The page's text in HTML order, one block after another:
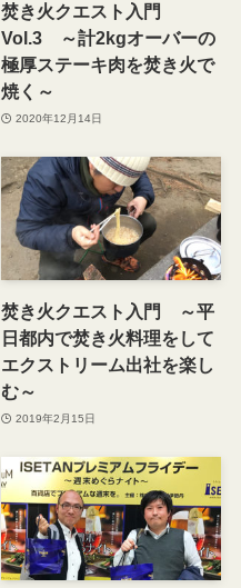
焚き火クエスト入門
Vol.3 ～計2kgオーバーの
極厚ステーキ肉を焚き火で
焼く～
2020年12月14日
焚き火クエスト入門 ～平
日都内で焚き火料理をして
エクストリーム出社を楽し
む～
2019年2月15日